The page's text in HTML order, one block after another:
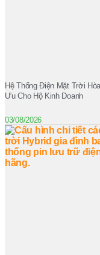
Hệ Thống Điện Mặt Trời
Ưu Cho Hộ Kinh Doanh
03/08/2026